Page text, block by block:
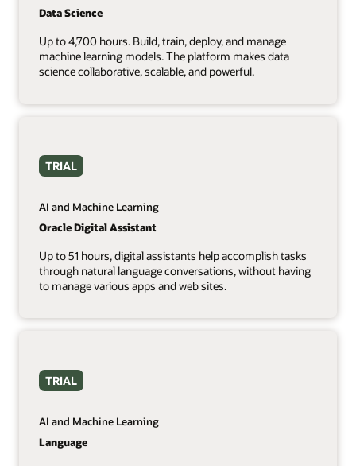
Data Science
Up to 4,700 hours. Build, train, deploy, and manage
machine learning models. The platform makes data
science collaborative, scalable, and powerful.
TRIAL
AI and Machine Learning
Oracle Digital Assistant
Up to 51 hours, digital assistants help accomplish tasks
through natural language conversations, without having
to manage various apps and web sites.
TRIAL
AI and Machine Learning
Language